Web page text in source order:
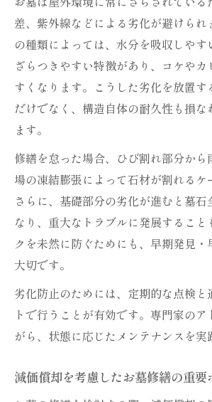
差、紫外線などによる劣化が避けら
の種類によっては、水分を吸収しや
ざらつきやすい特徴があり、コケやカ
すくなります。こうした劣化を放置す
だけでなく、構造自体の耐久性も損な
ます。
修繕を怠った場合、ひび割れ部分から
場の凍結膨張によって石材が割れるケ
さらに、基礎部分の劣化が進むと墓石
なり、重大なトラブルに発展すること
クを未然に防ぐためにも、早期発見・
大切です。
劣化防止のためには、定期的な点検と
トで行うことが有効です。専門家の
がら、状態に応じたメンテナンスを実
減価償却を考慮したお墓修繕の重要